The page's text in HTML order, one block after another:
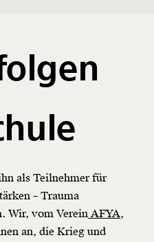
als Teilnehmer für
– Trauma
Wir, vom VereinAFYA,
an, die Krieg und